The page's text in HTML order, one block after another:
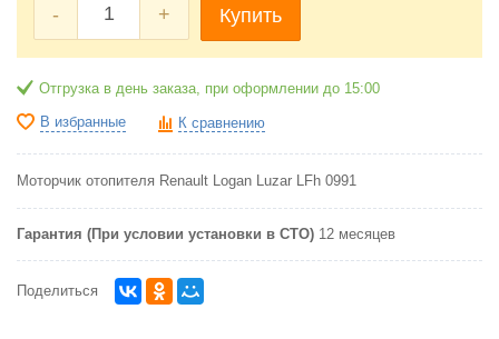
- + Купить
Отгрузка в день заказа, при оформлении до 15:00
В избранные К сравнению
Моторчик отопителя Renault Logan Luzar LFh 0991
Гарантия (При условии установки в СТО) 12 месяцев
Поделиться